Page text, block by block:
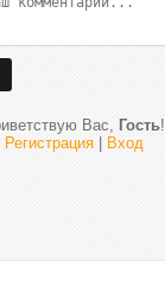
Вас, Гость!
Регистрация| Вход